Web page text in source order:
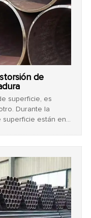
de
superficie, es
Durante la
superficie están en
baja, la fuerza
es
alrededor de
de El método de
el anterior, pero la
calentarse antes de